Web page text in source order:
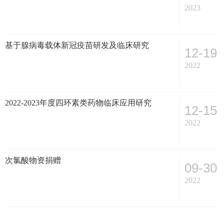
2023
基于腺病毒载体新冠疫苗研发及临床研究
12-19
2022
2022-2023年度四环素类药物临床应用研究
12-15
2022
次氯酸物资捐赠
09-30
2022